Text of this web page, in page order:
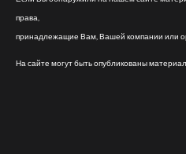
права,
принадлежащие Вам, Вашей компании или
На сайте могут быть опубликованы